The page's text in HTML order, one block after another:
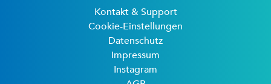
Kontakt & Support
Cookie-Einstellungen
Datenschutz
Impressum
Instagram